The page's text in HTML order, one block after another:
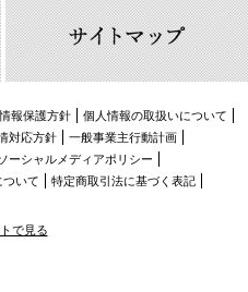
報保護方針
個人情報の取扱いについて
対応方針
一般事業主行動計画
ーシャルメディアポリシー
ついて
特定商取引法に基づく表記
で見る